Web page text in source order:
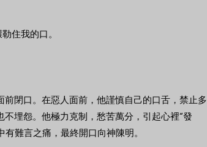
住我的口。
閉口。在惡人面前，他謹慎自己的口舌，禁止多
埋怨。他極力克制，愁苦萬分，引起心裡“發
難言之痛，最終開口向神陳明。